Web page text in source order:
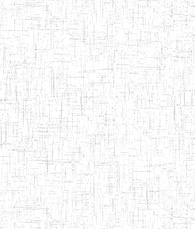
28/12/2007 ENIEG Privé
15/04/2014 ENIEG Privé
20/08/2015 ENIEG Privé